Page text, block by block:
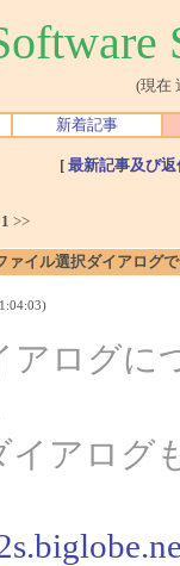
(現在
新着記事
[ 最新記事及び
1 >>
ァイル選択ダイアログ
アログに
イアログ